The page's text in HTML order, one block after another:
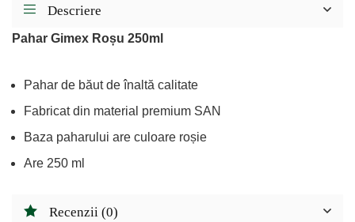
Descriere
Pahar Gimex Roșu 250ml
Pahar de băut de înaltă calitate
Fabricat din material premium SAN
Baza paharului are culoare roșie
Are 250 ml
Recenzii (0)